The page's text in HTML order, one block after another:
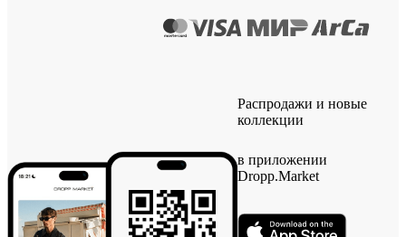
Распродажи и новые
коллекции
в приложении
Dropp.Market